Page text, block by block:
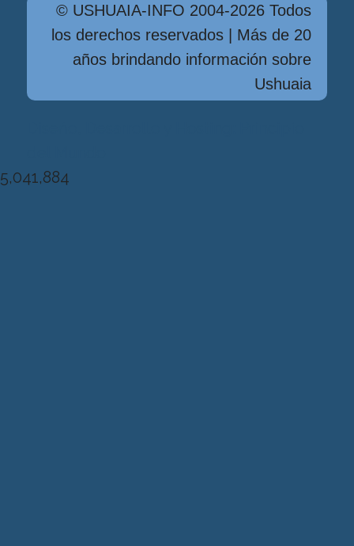
© USHUAIA-INFO 2004-2026 Todos
los derechos reservados | Más de 20
años brindando información sobre
Ushuaia
5,041,884